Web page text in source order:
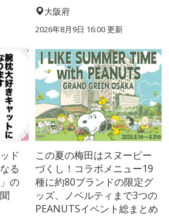
大阪府
2026年8月9日 16:00更新
ド
る
の
この夏の梅田はスヌーピー
づくし！コラボメニュー19
種に約80ブランドの限定グ
ッズ、ノベルティまで3つの
PEANUTSイベント総まとめ